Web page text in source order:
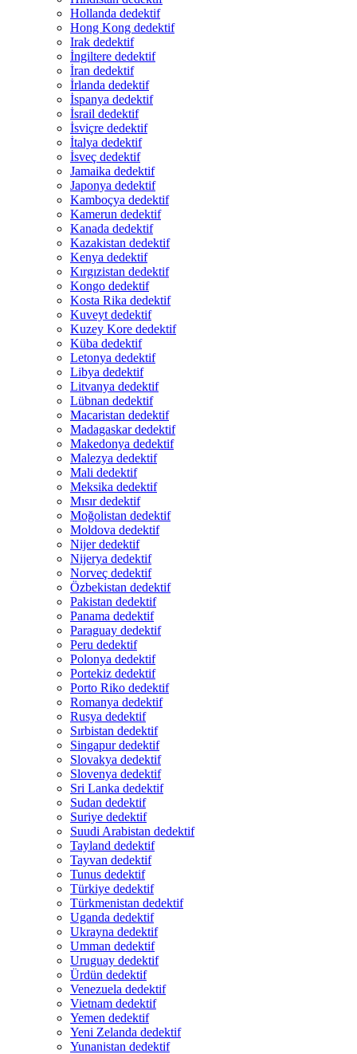
Hollanda dedektif
Hong Kong dedektif
Irak dedektif
İngiltere dedektif
İran dedektif
İrlanda dedektif
İspanya dedektif
İsrail dedektif
İsviçre dedektif
İtalya dedektif
İsveç dedektif
Jamaika dedektif
Japonya dedektif
Kamboçya dedektif
Kamerun dedektif
Kanada dedektif
Kazakistan dedektif
Kenya dedektif
Kırgızistan dedektif
Kongo dedektif
Kosta Rika dedektif
Kuveyt dedektif
Kuzey Kore dedektif
Küba dedektif
Letonya dedektif
Libya dedektif
Litvanya dedektif
Lübnan dedektif
Macaristan dedektif
Madagaskar dedektif
Makedonya dedektif
Malezya dedektif
Mali dedektif
Meksika dedektif
Mısır dedektif
Moğolistan dedektif
Moldova dedektif
Nijer dedektif
Nijerya dedektif
Norveç dedektif
Özbekistan dedektif
Pakistan dedektif
Panama dedektif
Paraguay dedektif
Peru dedektif
Polonya dedektif
Portekiz dedektif
Porto Riko dedektif
Romanya dedektif
Rusya dedektif
Sırbistan dedektif
Singapur dedektif
Slovakya dedektif
Slovenya dedektif
Sri Lanka dedektif
Sudan dedektif
Suriye dedektif
Suudi Arabistan dedektif
Tayland dedektif
Tayvan dedektif
Tunus dedektif
Türkiye dedektif
Türkmenistan dedektif
Uganda dedektif
Ukrayna dedektif
Umman dedektif
Uruguay dedektif
Ürdün dedektif
Venezuela dedektif
Vietnam dedektif
Yemen dedektif
Yeni Zelanda dedektif
Yunanistan dedektif